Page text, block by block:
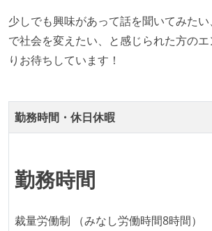
何らかのコーディング規約をチー
うにしている
ほとんどのプロダクトコードに単
施している
機能の実装と同時にテストコードを
る
少しでも興味があって話を聞いてみた
で社会を変えたい、と感じられた方の
りお待ちしています！
勤務時間・休日休暇
勤務時間
裁量労働制 （みなし労働時間8時間）